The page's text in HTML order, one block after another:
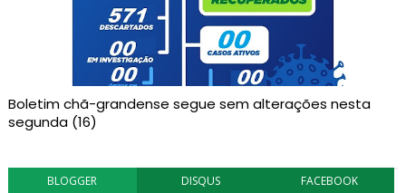
Boletim chã-grandense segue sem alterações nesta
segunda (16)
BLOGGER DISQUS FACEBOOK